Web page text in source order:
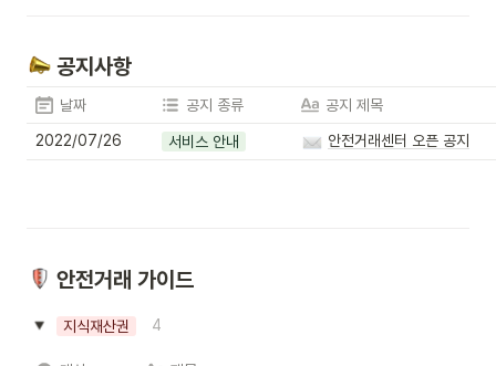
공지사항
날짜 공지 종류 공지 제목
2022/07/26 서비스 안내 안전거래센터 오픈 공지
안전거래 가이드
지식재산권 4